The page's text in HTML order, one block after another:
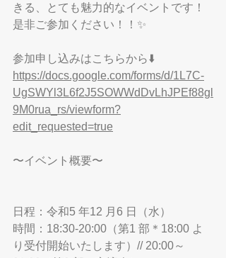
きる、とても魅力的なイベントです！
是非ご参加ください！！✨
参加申し込みはこちらから⬇️
https://docs.google.com/forms/d/1L7C-
UgSWYl3L6f2J5SOWWdDvLhJPEf88gl
9M0rua_rs/viewform?
edit_requested=true
〜イベント概要〜
日程：令和5 年12 月6 日（水）
時間：18:30-20:00（第1 部＊18:00 よ
り受付開始いたします）// 20:00～